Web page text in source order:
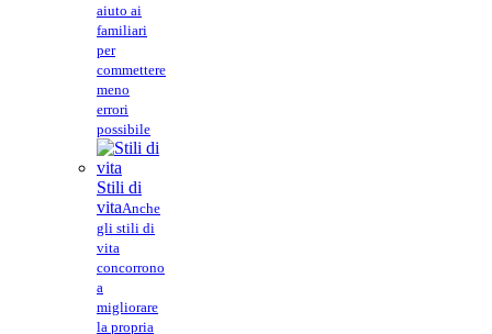
aiuto ai
familiari
per
commettere
meno
errori
possibile
Stili di
vitaAnche
gli stili di
vita
concorrono
a
migliorare
la propria